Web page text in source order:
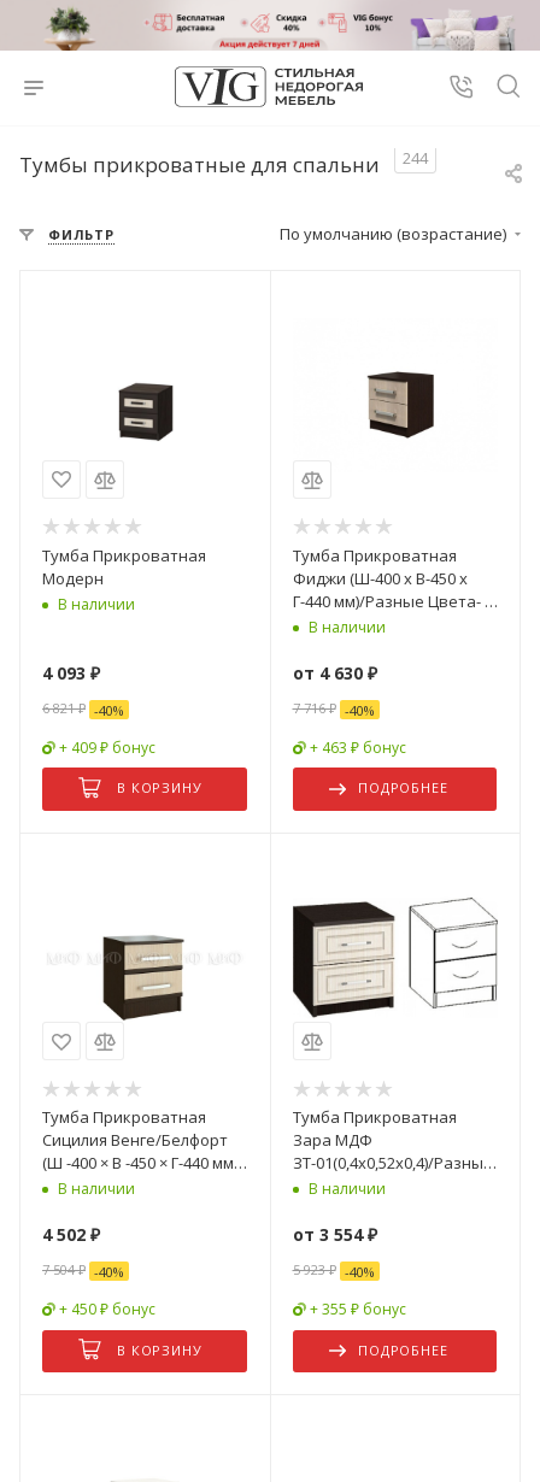
Тумбы прикроватные для спальни 244
ФИЛЬТР По умолчанию (возрастание)
Тумба Прикроватная
Модерн
В наличии
4 093 ₽
6 821₽ -40%
+ 409 ₽ бонус
В КОРЗИНУ
Тумба Прикроватная
Фиджи (Ш-400 х В-450 х
Г-440 мм)/Разные Цвета- 2
штВ наличии
от 4 630 ₽
7 716 ₽ -40%
+ 463 ₽ бонус
ПОДРОБНЕЕ
Тумба Прикроватная
Сицилия Венге/Белфорт
(Ш -400 × В -450 × Г-440 мм)-
2 штВ наличии
4 502 ₽
7 504₽ -40%
+ 450 ₽ бонус
В КОРЗИНУ
Тумба Прикроватная
Зара МДФ
ЗТ-01(0,4х0,52х0,4)/Разные
Цвета
В наличии
от 3 554 ₽
5 923 ₽ -40%
+ 355 ₽ бонус
ПОДРОБНЕЕ